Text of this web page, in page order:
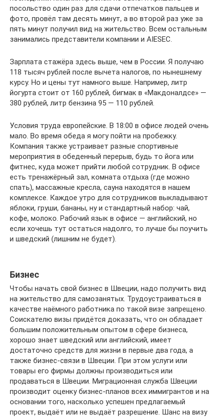
посольство один раз для сдачи отпечатков пальцев и
фото, провёл там десять минут, а во второй раз уже за
пять минут получил вид на жительство. Всем остальным
занимались представители компании и AIESEC.
Зарплата стажёра здесь выше, чем в России. Я получаю
118 тысяч рублей после вычета налогов, по нынешнему
курсу. Но и цены тут намного выше. Например, литр
йогурта стоит от 160 рублей, бигмак в «Макдоналдсе» —
380 рублей, литр бензина 95 — 110 рублей.
Условия труда европейские. В 18:00 в офисе людей очень
мало. Во время обеда я могу пойти на пробежку.
Компания также устраивает разные спортивные
мероприятия в обеденный перерыв, будь то йога или
фитнес, куда может прийти любой сотрудник. В офисе
есть тренажёрный зал, комната отдыха (где можно
спать), массажные кресла, сауна находятся в нашем
комплексе. Каждое утро для сотрудников выкладывают
яблоки, груши, бананы, ну и стандартный набор: чай,
кофе, молоко. Рабочий язык в офисе — английский, но
если хочешь тут остаться надолго, то лучше бы поучить
и шведский (лишним не будет).
Бизнес
Чтобы начать свой бизнес в Швеции, надо получить вид
на жительство для самозанятых. Трудоустраиваться в
качестве наёмного работника по такой визе запрещено.
Соискателю визы придётся доказать, что он обладает
большим положительным опытом в сфере бизнеса,
хорошо знает шведский или английский, имеет
достаточно средств для жизни в первые два года, а
также бизнес-связи в Швеции. При этом услуги или
товары его фирмы должны производиться или
продаваться в Швеции. Миграционная служба Швеции
производит оценку бизнес-планов всех иммигрантов и на
основании того, насколько успешен предлагаемый
проект, выдаёт или не выдаёт разрешение. Шанс на визу